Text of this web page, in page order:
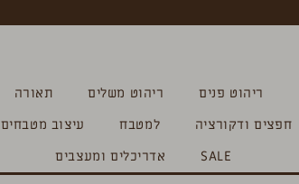
ריהוט פנים ריהוט משלים תאורה
חפצים ודקורציה למטבח עיצוב מטבחים
SALE
אדריכלים ומעצבים